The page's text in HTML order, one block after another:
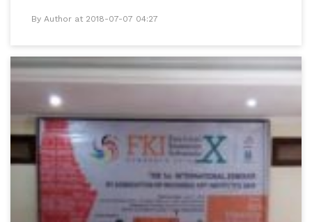
By Author at 2018-07-07 04:27